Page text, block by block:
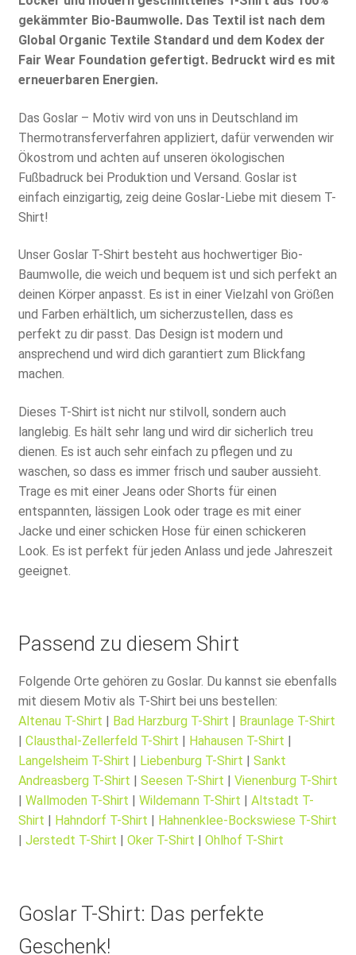
gekämmter Bio-Baumwolle. Das Textil ist nach dem
Global Organic Textile Standard und dem Kodex der
Fair Wear Foundation gefertigt. Bedruckt wird es mit
erneuerbaren Energien.
Das Goslar – Motiv wird von uns in Deutschland im
Thermotransferverfahren appliziert, dafür verwenden wir
Ökostrom und achten auf unseren ökologischen
Fußbadruck bei Produktion und Versand. Goslar ist
einfach einzigartig, zeig deine Goslar-Liebe mit diesem T-
Shirt!
Unser Goslar T-Shirt besteht aus hochwertiger Bio-
Baumwolle, die weich und bequem ist und sich perfekt an
deinen Körper anpasst. Es ist in einer Vielzahl von Größen
und Farben erhältlich, um sicherzustellen, dass es
perfekt zu dir passt. Das Design ist modern und
ansprechend und wird dich garantiert zum Blickfang
machen.
Dieses T-Shirt ist nicht nur stilvoll, sondern auch
langlebig. Es hält sehr lang und wird dir sicherlich treu
dienen. Es ist auch sehr einfach zu pflegen und zu
waschen, so dass es immer frisch und sauber aussieht.
Trage es mit einer Jeans oder Shorts für einen
entspannten, lässigen Look oder trage es mit einer
Jacke und einer schicken Hose für einen schickeren
Look. Es ist perfekt für jeden Anlass und jede Jahreszeit
geeignet.
Passend zu diesem Shirt
Folgende Orte gehören zu Goslar. Du kannst sie ebenfalls
mit diesem Motiv als T-Shirt bei uns bestellen:
Altenau T-Shirt
Bad Harzburg T-Shirt
Braunlage T-Shirt
Clausthal-Zellerfeld T-Shirt Hahausen T-Shirt
Langelsheim T-Shirt
Liebenburg T-Shirt
Sankt
Andreasberg T-Shirt
Seesen T-Shirt
Vienenburg T-Shirt
Wallmoden T-Shirt Wildemann T-Shirt
Altstadt T-
Shirt
Hahndorf T-Shirt
Hahnenklee-Bockswiese T-Shirt
Jerstedt T-Shirt Oker T-Shirt Ohlhof T-Shirt
Goslar T-Shirt: Das perfekte
Geschenk!